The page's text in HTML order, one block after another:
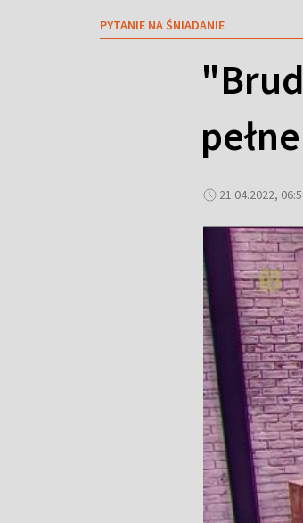
PYTANIE NA ŚNIADANIE
21.04.2022,